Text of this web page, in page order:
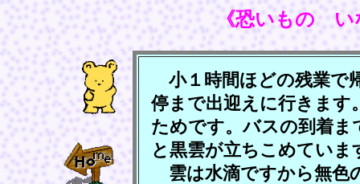
《恐いもの い
小１時間ほどの残業で
停まで出迎えに行きます
ためです。バスの到着ま
と黒雲が立ちこめていま
雲は水滴ですから無色